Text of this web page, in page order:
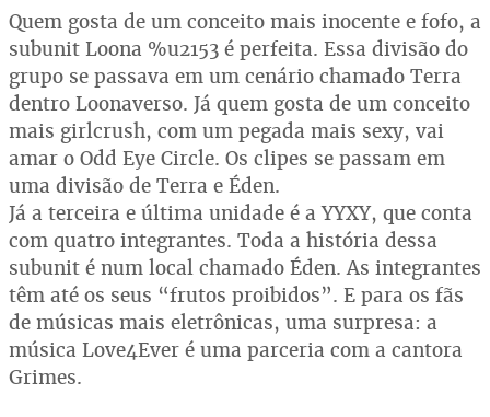
Quem gosta de um conceito mais inocente e fofo, a
subunit Loona %u2153 é perfeita. Essa divisão do
grupo se passava em um cenário chamado Terra
dentro Loonaverso. Já quem gosta de um conceito
mais girlcrush, com um pegada mais sexy, vai
amar o Odd Eye Circle. Os clipes se passam em
uma divisão de Terra e Éden.
Já a terceira e última unidade é a YYXY, que conta
com quatro integrantes. Toda a história dessa
subunit é num local chamado Éden. As integrantes
têm até os seus “frutos proibidos”. E para os fãs
de músicas mais eletrônicas, uma surpresa: a
música Love4Ever é uma parceria com a cantora
Grimes.